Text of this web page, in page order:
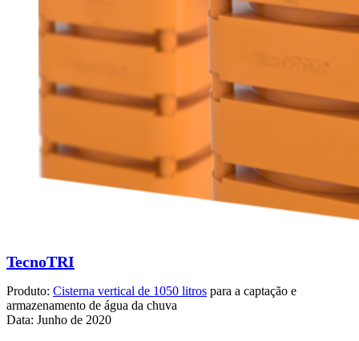
TecnoTRI
Produto: Cisterna vertical de 1050 litros para a captação e
armazenamento de água da chuva
Data: Junho de 2020